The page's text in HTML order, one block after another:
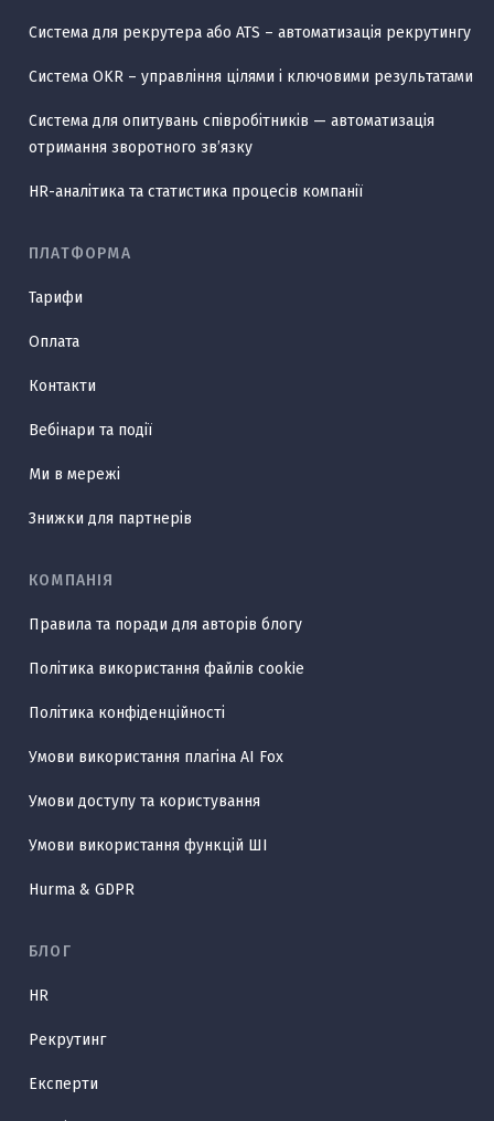
Система для рекрутера або ATS – автоматизація рекрутингу
Система OKR – управління цілями і ключовими результатами
Система для опитувань співробітників — автоматизація
отримання зворотного звʼязку
HR-аналітика та статистика процесів компанії
ПЛАТФОРМА
Тарифи
Оплата
Контакти
Вебінари та події
Ми в мережі
Знижки для партнерів
КОМПАНІЯ
Правила та поради для авторів блогу
Політика використання файлів cookie
Політика конфіденційності
Умови використання плагіна AI Fox
Умови доступу та користування
Умови використання функцій ШІ
Hurma & GDPR
БЛОГ
HR
Рекрутинг
Експерти